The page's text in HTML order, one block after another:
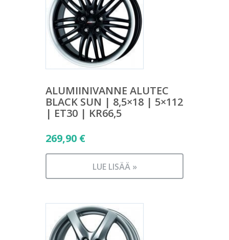
ALUMIINIVANNE ALUTEC
BLACK SUN | 8,5×18 | 5×112
| ET30 | KR66,5
269,90 €
LUE LISÄÄ »